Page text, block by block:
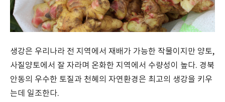
생강은 우리나라 전 지역에서 재배가 가능한 작물이지만 양토,
사질양토에서 잘 자라며 온화한 지역에서 수량성이 높다. 경북
안동의 우수한 토질과 천혜의 자연환경은 최고의 생강을 키우
는데 일조한다.